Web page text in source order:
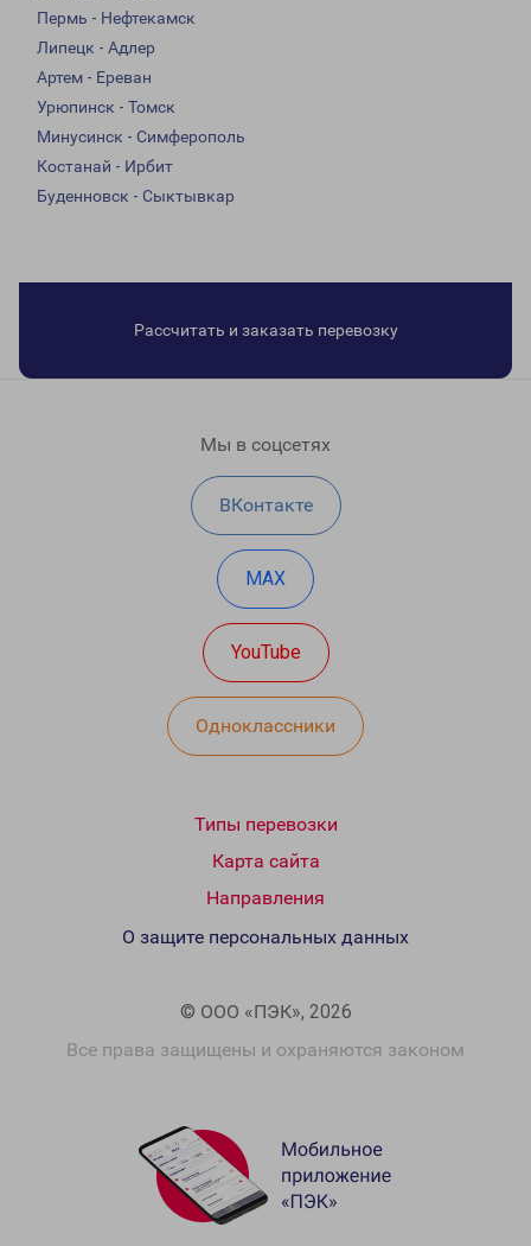
Пермь - Нефтекамск
Липецк - Адлер
Артем - Ереван
Урюпинск - Томск
Минусинск - Симферополь
Костанай - Ирбит
Буденновск - Сыктывкар
Рассчитать и заказать перевозку
Мы в соцсетях
ВКонтакте
MAX
YouTube
Одноклассники
Типы перевозки
Карта сайта
Направления
© ООО «ПЭК», 2026
Все права защищены и охраняются законом
О защите персональных данных